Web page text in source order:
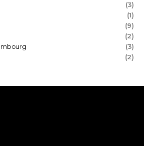
(3)
(1)
(9)
(2)
(3)
(2)